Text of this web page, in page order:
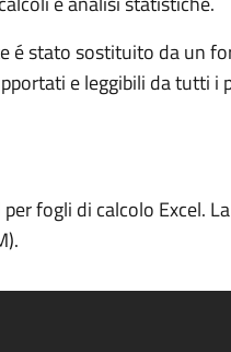
é stato sostituito da un
e leggibili da tutti i
fogli di calcolo Excel.